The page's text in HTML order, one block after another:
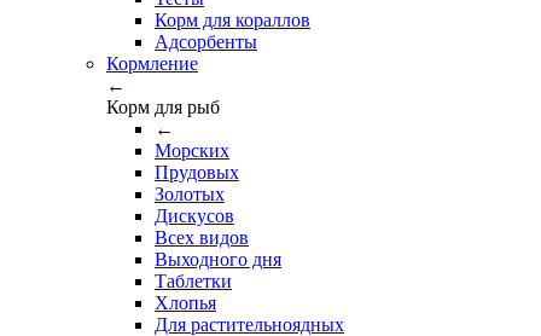
Корм для кораллов
Адсорбенты
Кормление
←
Корм для рыб
←
Морских
Прудовых
Золотых
Дискусов
Всех видов
Выходного дня
Таблетки
Хлопья
Для растительноядных